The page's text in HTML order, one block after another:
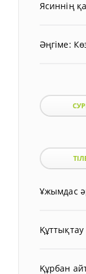
Ясиннің
Әңгіме:
Ұжымдас
Құрбан